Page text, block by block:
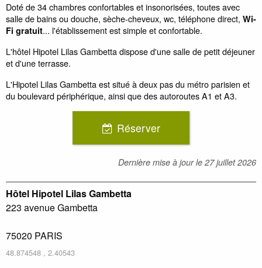
Doté de 34 chambres confortables et insonorisées, toutes avec
salle de bains ou douche, sèche-cheveux, wc, téléphone direct, Wi-
Fi gratuit... l'établissement est simple et confortable.
L'hôtel Hipotel Lilas Gambetta dispose d'une salle de petit déjeuner
et d'une terrasse.
L'Hipotel Lilas Gambetta est situé à deux pas du métro parisien et
du boulevard périphérique, ainsi que des autoroutes A1 et A3.
Réserver
Dernière mise à jour le 27 juillet 2026
Hôtel Hipotel Lilas Gambetta
223 avenue Gambetta
75020 PARIS
48.874548 , 2.40543